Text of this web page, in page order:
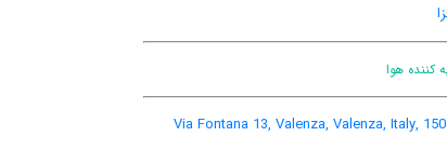
کننده هوا
Via Fontana 13, Valenza, Valenza, Italy,